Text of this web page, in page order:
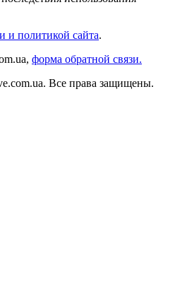
и политикой сайта.
форма обратной связи.
Все права защищены.